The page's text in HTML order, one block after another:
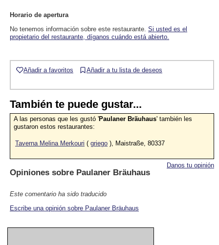
Horario de apertura
No tenemos información sobre este restaurante. Si usted es el
propietario del restaurante, díganos cuándo está abierto.
Añadir a favoritos Añadir a tu lista de deseos
También te puede gustar...
A las personas que les gustó 'Paulaner Bräuhaus' también les
gustaron estos restaurantes:
Taverna Melina Merkouri ( griego ), Maistraße, 80337
Danos tu opinión
Opiniones sobre Paulaner Bräuhaus
Este comentario ha sido traducido
Escribe una opinión sobre Paulaner Bräuhaus